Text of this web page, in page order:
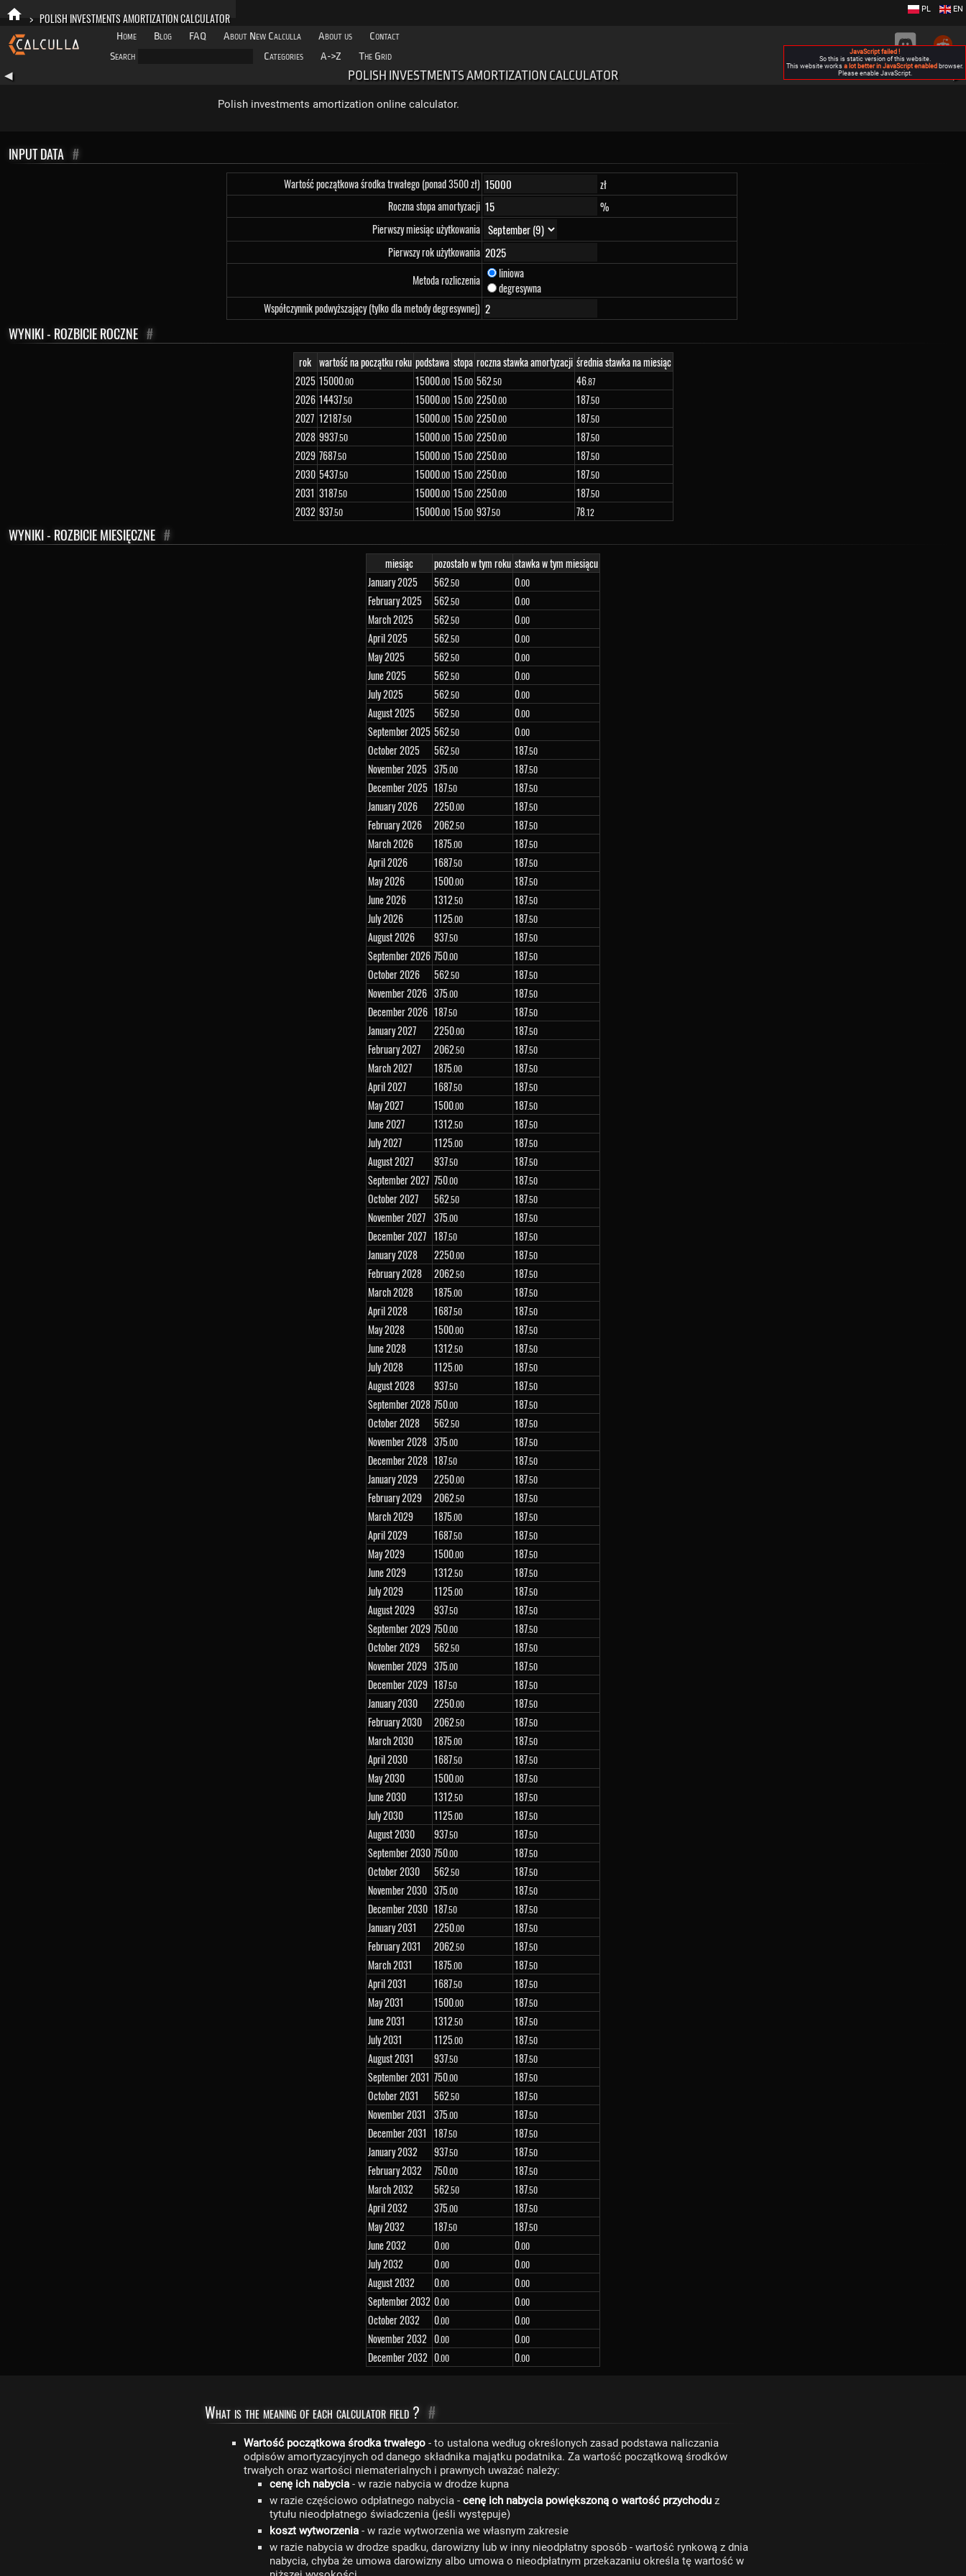
> POLISH INVESTMENTS AMORTIZATION CALCULATOR
Home Blog FAQ About New Calculla About us
Contact
Search
Categories A->Z The Grid
EN
PL
◀ POLISH INVESTMENTS AMORTIZATION CALCULATOR
Polish investments amortization online calculator.
INPUT DATA #
Wartość początkowa środka trwałego (ponad 3500 zł)
zł
Roczna stopa amortyzacji
%
Pierwszy miesiąc użytkowania
Pierwszy rok użytkowania
Metoda rozliczenia
liniowa
degresywna
Współczynnik podwyższający (tylko dla metody degresywnej)
WYNIKI - ROZBICIE ROCZNE #
rok wartość na początku roku podstawa stopa roczna stawka amortyzacji średnia stawka na miesiąc
2025 15000.00 15000.00 15.00 562.50 46.87
2026 14437.50 15000.00 15.00 2250.00 187.50
2027 12187.50 15000.00 15.00 2250.00 187.50
2028 9937.50 15000.00 15.00 2250.00 187.50
2029 7687.50 15000.00 15.00 2250.00 187.50
2030 5437.50 15000.00 15.00 2250.00 187.50
2031 3187.50 15000.00 15.00 2250.00 187.50
2032 937.50 15000.00 15.00 937.50 78.12
WYNIKI - ROZBICIE MIESIĘCZNE #
miesiąc pozostało w tym roku stawka w tym miesiącu
January 2025
562.50 0.00
February 2025 562.50 0.00
March 2025 562.50 0.00
April 2025 562.50 0.00
May 2025 562.50 0.00
June 2025 562.50 0.00
July 2025 562.50 0.00
August 2025 562.50 0.00
September 2025 562.50 0.00
October 2025 562.50 187.50
November 2025 375.00 187.50
December 2025 187.50 187.50
January 2026 2250.00 187.50
February 2026 2062.50 187.50
March 2026 1875.00 187.50
April 2026 1687.50 187.50
May 2026 1500.00 187.50
June 2026 1312.50 187.50
July 2026 1125.00 187.50
August 2026 937.50 187.50
September 2026 750.00 187.50
October 2026 562.50 187.50
November 2026 375.00 187.50
December 2026 187.50 187.50
January 2027 2250.00 187.50
February 2027 2062.50 187.50
March 2027 1875.00 187.50
April 2027 1687.50 187.50
May 2027 1500.00 187.50
June 2027 1312.50 187.50
July 2027 1125.00 187.50
August 2027 937.50 187.50
September 2027 750.00 187.50
October 2027 562.50 187.50
November 2027 375.00 187.50
December 2027 187.50 187.50
January 2028 2250.00 187.50
February 2028 2062.50 187.50
March 2028 1875.00 187.50
April 2028 1687.50 187.50
May 2028 1500.00 187.50
June 2028 1312.50 187.50
July 2028 1125.00 187.50
August 2028 937.50 187.50
September 2028 750.00 187.50
October 2028 562.50 187.50
November 2028 375.00 187.50
December 2028 187.50 187.50
January 2029 2250.00 187.50
February 2029 2062.50 187.50
March 2029 1875.00 187.50
April 2029 1687.50 187.50
May 2029 1500.00 187.50
June 2029 1312.50 187.50
July 2029 1125.00 187.50
August 2029 937.50 187.50
September 2029 750.00 187.50
October 2029 562.50 187.50
November 2029 375.00 187.50
December 2029 187.50 187.50
January 2030 2250.00 187.50
February 2030 2062.50 187.50
March 2030 1875.00 187.50
April 2030 1687.50 187.50
May 2030 1500.00 187.50
June 2030 1312.50 187.50
July 2030 1125.00 187.50
August 2030 937.50 187.50
September 2030 750.00 187.50
October 2030 562.50 187.50
November 2030 375.00 187.50
December 2030 187.50 187.50
January 2031 2250.00 187.50
February 2031 2062.50 187.50
March 2031 1875.00 187.50
April 2031 1687.50 187.50
May 2031 1500.00 187.50
June 2031 1312.50 187.50
July 2031 1125.00 187.50
August 2031 937.50 187.50
September 2031 750.00 187.50
October 2031 562.50 187.50
November 2031 375.00 187.50
December 2031 187.50 187.50
January 2032 937.50 187.50
February 2032 750.00 187.50
March 2032 562.50 187.50
April 2032 375.00 187.50
May 2032 187.50 187.50
June 2032 0.00 0.00
July 2032 0.00 0.00
August 2032 0.00 0.00
September 2032 0.00 0.00
October 2032 0.00 0.00
November 2032 0.00 0.00
December 2032 0.00 0.00
What is the meaning of each calculator field ? #
Wartość początkowa środka trwałego - to ustalona według określonych zasad podstawa naliczania
odpisów amortyzacyjnych od danego składnika majątku podatnika. Za wartość początkową środków
trwałych oraz wartości niematerialnych i prawnych uważać należy:
cenę ich nabycia - w razie nabycia w drodze kupna
w razie częściowo odpłatnego nabycia - cenę ich nabycia powiększoną o wartość przychodu z
tytułu nieodpłatnego świadczenia (jeśli występuje)
koszt wytworzenia - w razie wytworzenia we własnym zakresie
w razie nabycia w drodze spadku, darowizny lub w inny nieodpłatny sposób - wartość rynkową z dnia
nabycia, chyba że umowa darowizny albo umowa o nieodpłatnym przekazaniu określa tę wartość w
JavaScript failed !
So this is static version of this website.
This website works a lot better in JavaScript enabled browser.
Please enable JavaScript.